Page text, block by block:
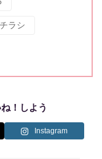
ラシ
！しよう
Instagram